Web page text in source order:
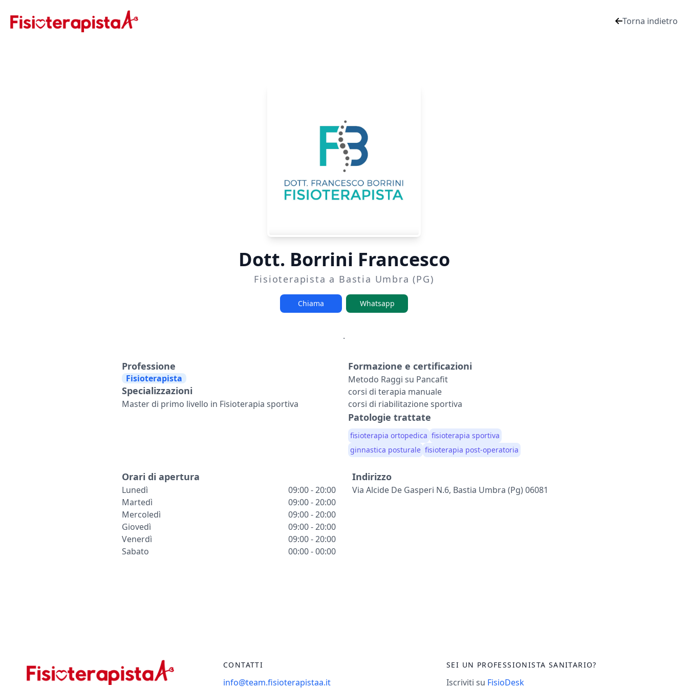
Torna indietro
Dott. Borrini Francesco
Fisioterapista a Bastia Umbra (PG)
Chiama Whatsapp
.
Professione
Fisioterapista
Specializzazioni
Master di primo livello in Fisioterapia sportiva
Formazione e certificazioni
Metodo Raggi su Pancafit
corsi di terapia manuale
corsi di riabilitazione sportiva
Patologie trattate
fisioterapia ortopedica fisioterapia sportiva
ginnastica posturale fisioterapia post-operatoria
Orari di apertura
Lunedì
09:00 - 20:00
Martedì
09:00 - 20:00
Mercoledì
09:00 - 20:00
Giovedì
09:00 - 20:00
Venerdì
09:00 - 20:00
Sabato
00:00 - 00:00
Indirizzo
Via Alcide De Gasperi N.6, Bastia Umbra (pg) 06081
CONTATTI
info@team.fisioterapistaa.it
SEI UN PROFESSIONISTA SANITARIO?
Iscriviti su FisioDesk